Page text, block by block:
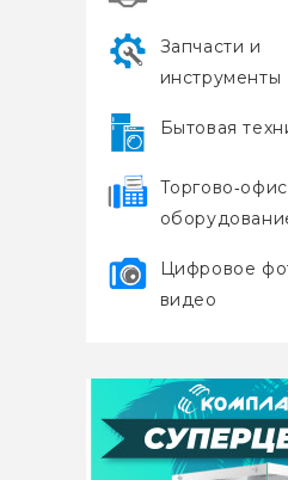
Запчасти и
инструменты
Бытовая
Цифровое
видео